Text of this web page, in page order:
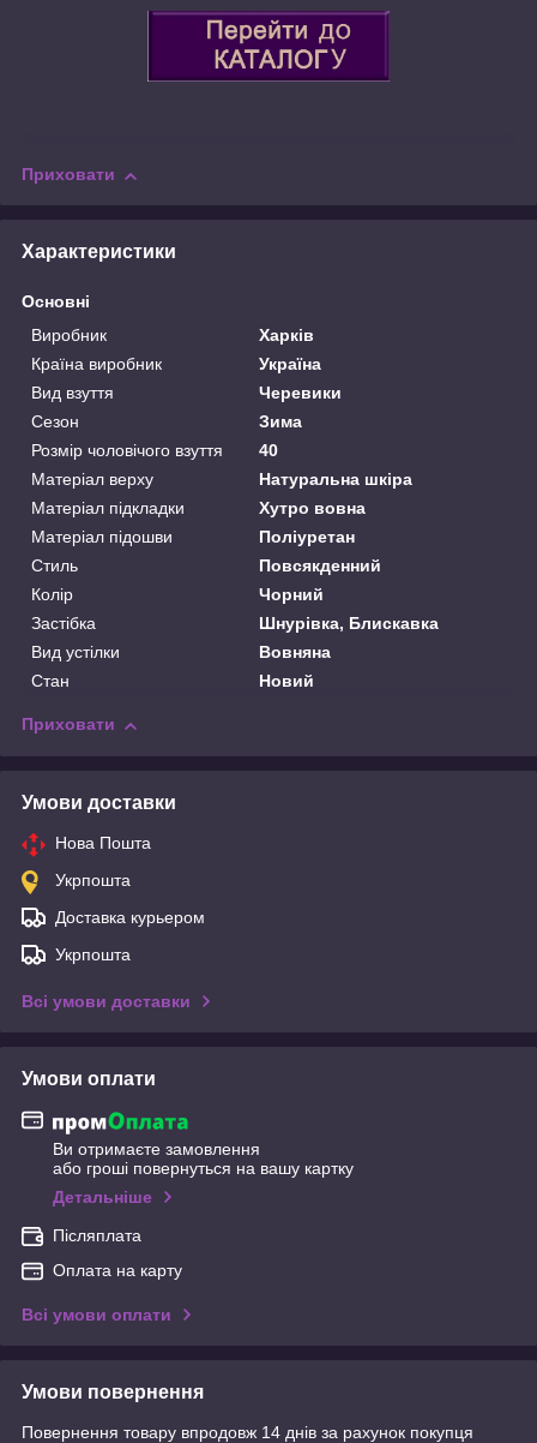
Приховати
Характеристики
Основні
Виробник
Харків
Країна виробник
Україна
Вид взуття
Черевики
Сезон
Зима
Розмір чоловічого взуття
40
Матеріал верху
Натуральна шкіра
Матеріал підкладки
Хутро вовна
Матеріал підошви
Поліуретан
Стиль
Повсякденний
Колір
Чорний
Застібка
Шнурівка, Блискавка
Вид устілки
Вовняна
Стан
Новий
Приховати
Умови доставки
Нова Пошта
Укрпошта
Доставка курьером
Укрпошта
Всі умови доставки
Умови оплати
Ви отримаєте замовлення
або гроші повернуться на вашу картку
Детальніше
Післяплата
Оплата на карту
Всі умови оплати
Умови повернення
Повернення товару впродовж 14 днів за рахунок покупця